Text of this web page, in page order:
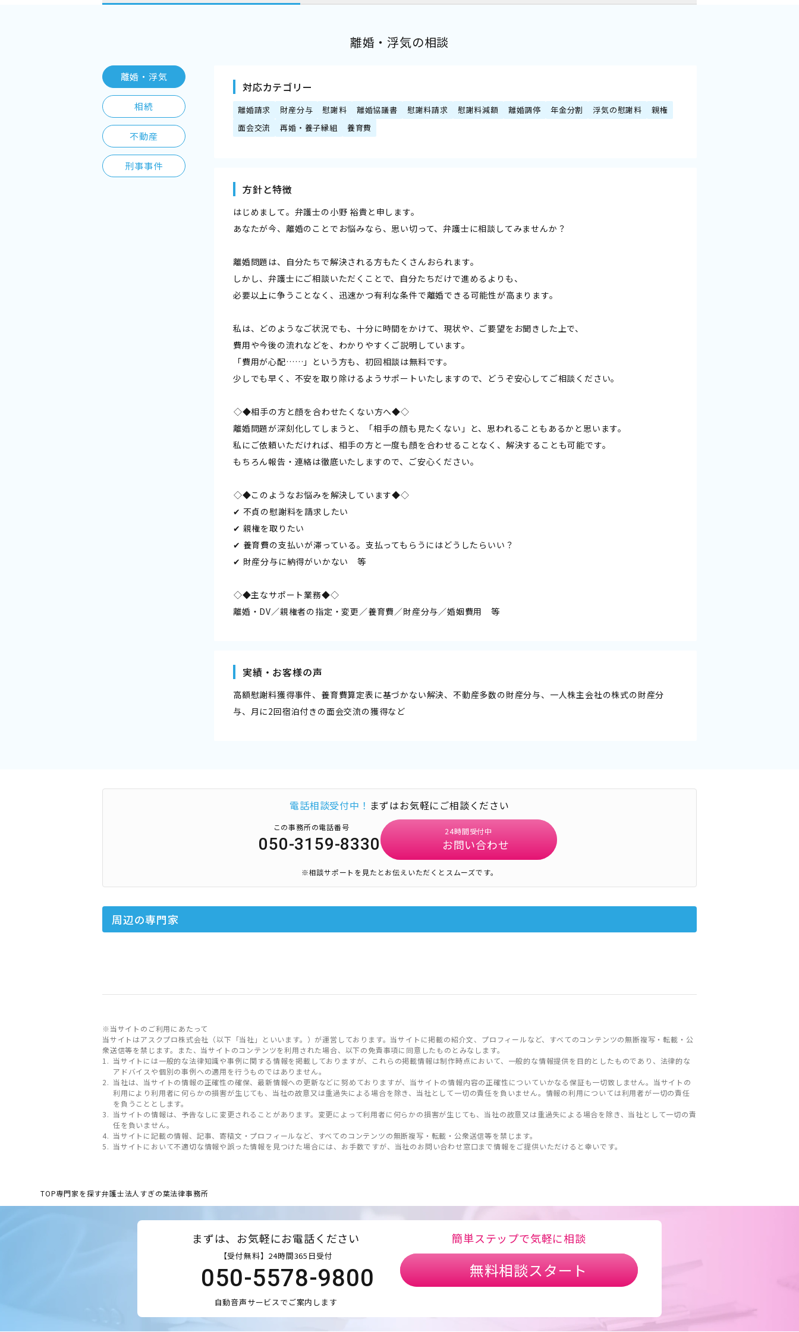
離婚・浮気の相談
離婚・浮気
相続
不動産
刑事事件
対応カテゴリー
離婚請求 財産分与 慰謝料 離婚協議書 慰謝料請求 慰謝料減額 離婚調停 年金分割 浮気の慰謝料
親権
面会交流
再婚・養子縁組 養育費
方針と特徴
はじめまして。弁護士の小野 裕貴と申します。
あなたが今、離婚のことでお悩みなら、思い切って、弁護士に相談してみませんか？
離婚問題は、自分たちで解決される方もたくさんおられます。
しかし、弁護士にご相談いただくことで、自分たちだけで進めるよりも、
必要以上に争うことなく、迅速かつ有利な条件で離婚できる可能性が高まります。
私は、どのようなご状況でも、十分に時間をかけて、現状や、ご要望をお聞きした上で、
費用や今後の流れなどを、わかりやすくご説明しています。
「費用が心配……」という方も、初回相談は無料です。
少しでも早く、不安を取り除けるようサポートいたしますので、どうぞ安心してご相談ください。
――◇◆相手の方と顔を合わせたくない方へ◆◇――
離婚問題が深刻化してしまうと、「相手の顔も見たくない」と、思われることもあるかと思います。
私にご依頼いただければ、相手の方と一度も顔を合わせることなく、解決することも可能です。
もちろん報告・連絡は徹底いたしますので、ご安心ください。
――◇◆このようなお悩みを解決しています◆◇――
✔ 不貞の慰謝料を請求したい
✔ 親権を取りたい
✔ 養育費の支払いが滞っている。支払ってもらうにはどうしたらいい？
✔ 財産分与に納得がいかない 等
――◇◆主なサポート業務◆◇――
離婚・DV／親権者の指定・変更／養育費／財産分与／婚姻費用 等
実績・お客様の声
高額慰謝料獲得事件、養育費算定表に基づかない解決、不動産多数の財産分与、一人株主会社の株式の財産分
与、月に2回宿泊付きの面会交流の獲得など
電話相談受付中！ まずはお気軽にご相談ください
この事務所の電話番号
050-3159-8330
24時間受付中
お問い合わせ
※相談サポートを見たとお伝えいただくとスムーズです。
周辺の専門家
※当サイトのご利用にあたって
当サイトはアスクプロ株式会社（以下「当社」といいます。）が運営しております。当サイトに掲載の紹介文、プロフィールなど、すべてのコンテンツの無断複写・転載・公
衆送信等を禁じます。また、当サイトのコンテンツを利用された場合、以下の免責事項に同意したものとみなします。
当サイトには一般的な法律知識や事例に関する情報を掲載しておりますが、これらの掲載情報は制作時点において、一般的な情報提供を目的としたものであり、法律的な
アドバイスや個別の事例への適用を行うものではありません。
当社は、当サイトの情報の正確性の確保、最新情報への更新などに努めておりますが、当サイトの情報内容の正確性についていかなる保証も一切致しません。当サイトの
利用により利用者に何らかの損害が生じても、当社の故意又は重過失による場合を除き、当社として一切の責任を負いません。情報の利用については利用者が一切の責任
を負うこととします。
当サイトの情報は、予告なしに変更されることがあります。変更によって利用者に何らかの損害が生じても、当社の故意又は重過失による場合を除き、当社として一切の責
任を負いません。
当サイトに記載の情報、記事、寄稿文・プロフィールなど、すべてのコンテンツの無断複写・転載・公衆送信等を禁じます。
当サイトにおいて不適切な情報や誤った情報を見つけた場合には、お手数ですが、当社のお問い合わせ窓口まで情報をご提供いただけると幸いです。
TOP専門家を探す弁護士法人すぎの葉法律事務所
まずは、お気軽にお電話ください
【受付無料】24時間365日受付
050-5578-9800
自動音声サービスでご案内します
簡単ステップで気軽に相談
無料相談スタート